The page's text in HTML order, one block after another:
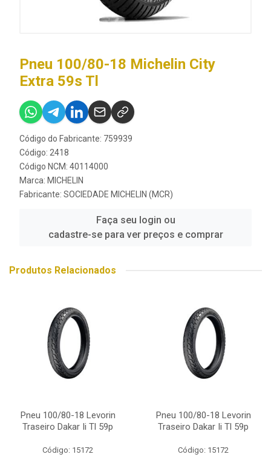
Pneu 100/80-18 Michelin City
Extra 59s Tl
Código do Fabricante: 759939
Código: 2418
Código NCM: 40114000
Marca: MICHELIN
Fabricante: SOCIEDADE MICHELIN (MCR)
Faça seu login ou
cadastre-se para ver preços e comprar
Produtos Relacionados
Pneu 100/80-18 Levorin
Traseiro Dakar Ii Tl 59p
Código: 15172
Pneu 100/80-18 Levorin
Traseiro Dakar Ii Tl 59p
Código: 15172